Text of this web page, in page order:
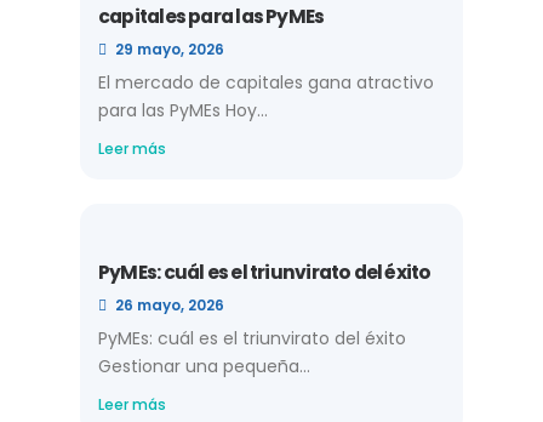
capitales para las PyMEs
29 mayo, 2026
El mercado de capitales gana atractivo
para las PyMEs Hoy...
Leer más
PyMEs: cuál es el triunvirato del éxito
26 mayo, 2026
PyMEs: cuál es el triunvirato del éxito
Gestionar una pequeña...
Leer más